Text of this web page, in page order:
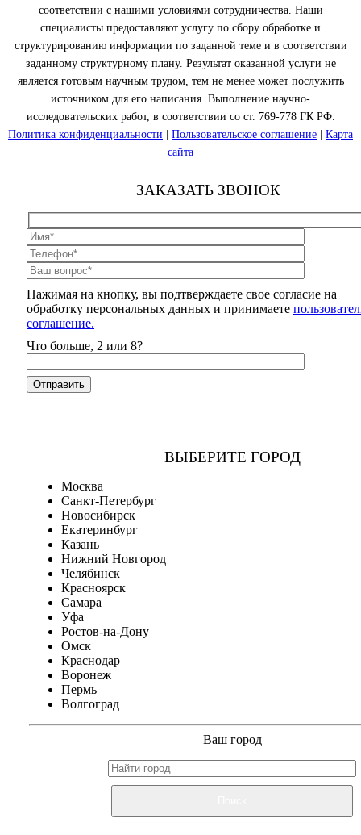
соответствии с нашими условиями сотрудничества. Наши
специалисты предоставляют услугу по сбору обработке и
структурированию информации по заданной теме и в соответствии
заданному структурному плану. Результат оказанной услуги не
является готовым научным трудом, тем не менее может послужить
источником для его написания. Выполнение научно-
исследовательских работ, в соответствии со ст. 769-778 ГК РФ.
Политика конфиденциальности
Пользовательское соглашение
Карта
сайта
ЗАКАЗАТЬ ЗВОНОК
Нажимая на кнопку, вы подтверждаете свое согласие на
обработку персональных данных и принимаете
соглашение.
Что больше, 2 или 8?
ВЫБЕРИТЕ ГОРОД
Москва
Санкт-Петербург
Новосибирск
Екатеринбург
Казань
Нижний Новгород
Челябинск
Красноярск
Самара
Уфа
Ростов-на-Дону
Омск
Краснодар
Воронеж
Пермь
Волгоград
Ваш город